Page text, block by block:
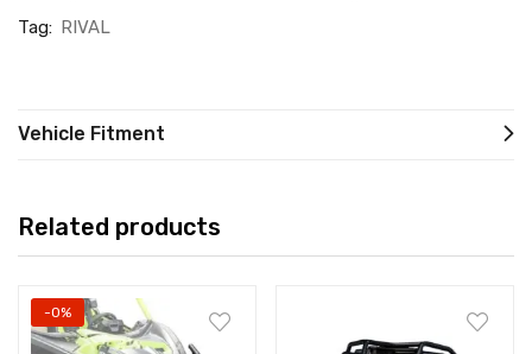
Tag: RIVAL
Vehicle Fitment
Related products
-0%